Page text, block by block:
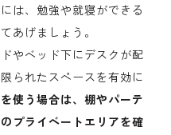
は、勉強や就寝ができる
あげましょう。
やベッド下にデスクが配
られたスペースを有効に
使う場合は、棚やパーテ
プライベートエリアを確